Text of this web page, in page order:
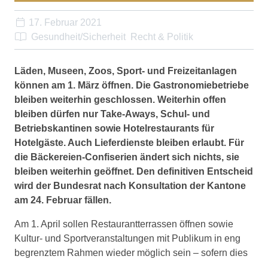
17. Februar 2021
Gesundheit/Sicherheit
Recht & Politik
Läden, Museen, Zoos, Sport- und Freizeitanlagen
können am 1. März öffnen. Die Gastronomiebetriebe
bleiben weiterhin geschlossen. Weiterhin offen
bleiben dürfen nur Take-Aways, Schul- und
Betriebskantinen sowie Hotelrestaurants für
Hotelgäste. Auch Lieferdienste bleiben erlaubt. Für
die Bäckereien-Confiserien ändert sich nichts, sie
bleiben weiterhin geöffnet. Den definitiven Entscheid
wird der Bundesrat nach Konsultation der Kantone
am 24. Februar fällen.
Am 1. April sollen Restaurantterrassen öffnen sowie
Kultur- und Sportveranstaltungen mit Publikum in eng
begrenztem Rahmen wieder möglich sein – sofern dies